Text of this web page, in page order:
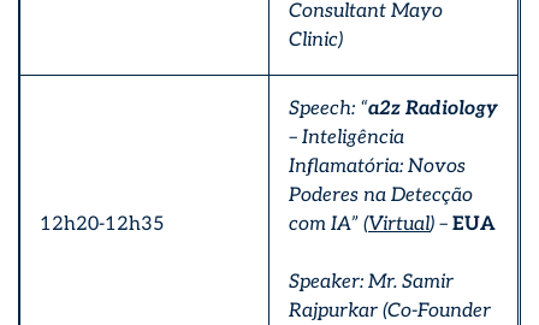
Consultant Mayo
Clinic)
12h20-12h35
Speech: “a2z Radiology
– Inteligência
Inflamatória: Novos
Poderes na Detecção
com IA” (Virtual) – EUA
Speaker: Mr. Samir
Rajpurkar (Co-Founder